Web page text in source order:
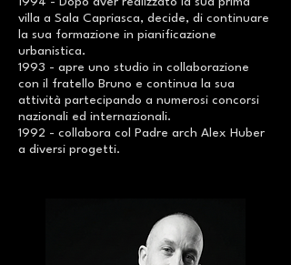
villa a Sala Capriasca, decide, di continuare
la sua formazione in pianificazione
urbanistica.
1993 - apre uno studio in collaborazione
con il fratello Bruno e continua la sua
attività partecipando a numerosi concorsi
nazionali ed internazionali.
1992 - collabora col Padre arch Alex Huber
a diversi progetti.